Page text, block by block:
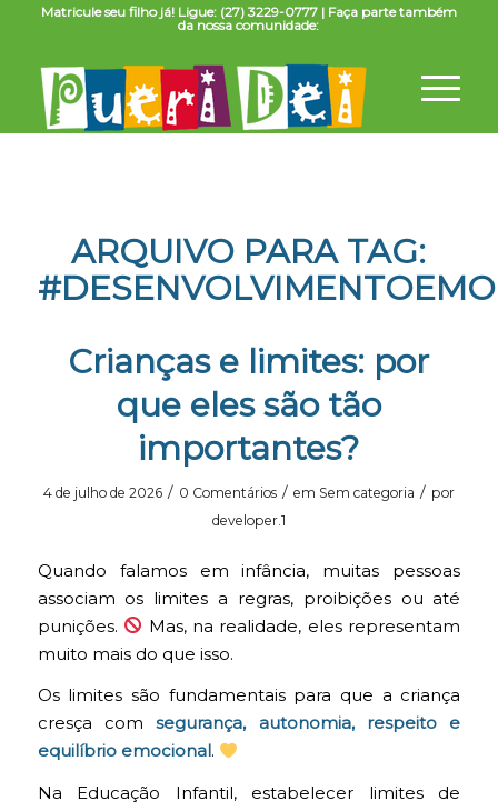
Matricule seu filho já! Ligue: (27) 3229-0777 | Faça parte também
da nossa comunidade:
ARQUIVO PARA TAG:
Crianças e limites: por
que eles são tão
importantes?
4 de julho de 2026 / 0 Comentários / em Sem categoria / por
developer.1
Quando falamos em infância, muitas pessoas
associam os limites a regras, proibições ou até
punições.
Mas, na realidade, eles representam
muito mais do que isso.
Os limites são fundamentais para que a criança
cresça comsegurança, autonomia, respeito e
equilíbrio emocional .
Na Educação Infantil, estabelecer limites de